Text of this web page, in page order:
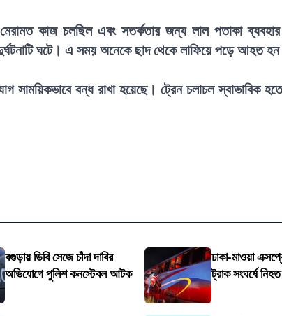
কাজ চলছিল এবং সতর্কতার জন্য লাল পতাকা
ঘটে। এ সময় অনেকে ছাদ থেকে লাফিয়ে পড়ে আহত
সাময়িকভাবে বন্ধ রাখা হয়েছে। ট্রেন চলাচল স্বাভাবিক
বগুড়ায় ডিবি সেজে চাঁদা দাবির
অভিযোগে পুলিশ কনস্টেবল আটক
ঢাকা-মাওয়া
ট্রাক সংঘর্ষে